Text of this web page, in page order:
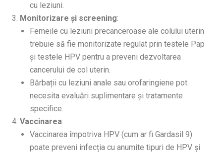
cu leziuni.
Monitorizare și screening:
Femeile cu leziuni precanceroase ale colului uterin
trebuie să fie monitorizate regulat prin testele Pap
și testele HPV pentru a preveni dezvoltarea
cancerului de col uterin.
Bărbații cu leziuni anale sau orofaringiene pot
necesita evaluări suplimentare și tratamente
specifice.
Vaccinarea:
Vaccinarea împotriva HPV (cum ar fi Gardasil 9)
poate preveni infecția cu anumite tipuri de HPV și